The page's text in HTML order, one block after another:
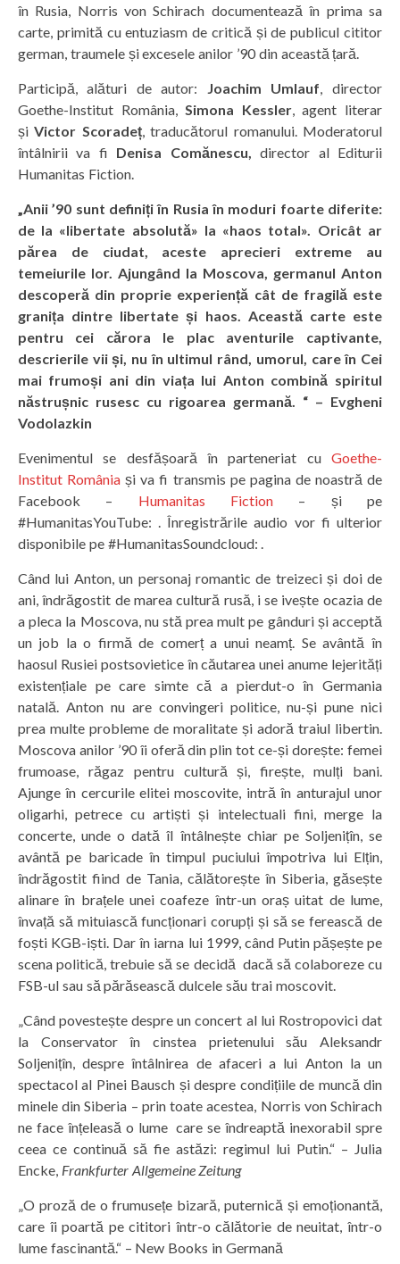
în Rusia, Norris von Schirach documentează în prima sa
carte, primită cu entuziasm de critică și de publicul cititor
german, traumele și excesele anilor ’90 din această țară.
Participă, alături de autor: Joachim Umlauf, director
Goethe-Institut România,Simona Kessler, agent literar
șiVictor Scoradeț, traducătorul romanului. Moderatorul
întâlnirii va fi Denisa Comănescu,director al Editurii
Humanitas Fiction.
„Anii ’90 sunt definiți în Rusia în moduri foarte diferite:
de la «libertate absolută» la «haos total». Oricât ar
părea de ciudat, aceste aprecieri extreme au
temeiurile lor. Ajungând la Moscova, germanul Anton
descoperă din proprie experiență cât de fragilă este
granița dintre libertate și haos. Această carte este
pentru cei cărora le plac aventurile captivante,
descrierile vii și, nu în ultimul rând, umorul, care în Cei
mai frumoși ani din viața lui Anton combină spiritul
năstrușnic rusesc cu rigoarea germană. “ – Evgheni
Vodolazkin
Evenimentul se desfășoară în parteneriat cu Goethe-
Institut România și va fi transmis pe pagina de noastră de
Facebook – Humanitas Fiction – și pe
#HumanitasYouTube: . Înregistrările audio vor fi ulterior
disponibile pe #HumanitasSoundcloud: .
Când lui Anton, un personaj romantic de treizeci și doi de
ani, îndrăgostit de marea cultură rusă, i se ivește ocazia de
a pleca la Moscova, nu stă prea mult pe gânduri și acceptă
un job la o firmă de comerț a unui neamț. Se avântă în
haosul Rusiei postsovietice în căutarea unei anume lejerități
existențiale pe care simte că a pierdut-o în Germania
natală. Anton nu are convingeri politice, nu-și pune nici
prea multe probleme de moralitate și adoră traiul libertin.
Moscova anilor ’90 îi oferă din plin tot ce-și dorește: femei
frumoase, răgaz pentru cultură și, firește, mulți bani.
Ajunge în cercurile elitei moscovite, intră în anturajul unor
oligarhi, petrece cu artiști și intelectuali fini, merge la
concerte, unde o dată îl întâlnește chiar pe Soljenițîn, se
avântă pe baricade în timpul puciului împotriva lui Elțin,
îndrăgostit fiind de Tania, călătorește în Siberia, găsește
alinare în brațele unei coafeze într-un oraș uitat de lume,
învață să mituiască funcționari corupți și să se ferească de
foști KGB-iști. Dar în iarna lui 1999, când Putin pășește pe
scena politică, trebuie să se decidă dacă să colaboreze cu
FSB-ul sau să părăsească dulcele său trai moscovit.
„Când povestește despre un concert al lui Rostropovici dat
la Conservator în cinstea prietenului său Aleksandr
Soljenițîn, despre întâlnirea de afaceri a lui Anton la un
spectacol al Pinei Bausch și despre condițiile de muncă din
minele din Siberia – prin toate acestea, Norris von Schirach
ne face înțeleasă o lume care se îndreaptă inexorabil spre
ceea ce continuă să fie astăzi: regimul lui Putin.“ – Julia
Encke, Frankfurter Allgemeine Zeitung
„O proză de o frumusețe bizară, puternică și emoționantă,
care îi poartă pe cititori într-o călătorie de neuitat, într-o
lume fascinantă.“ – New Books in Germană